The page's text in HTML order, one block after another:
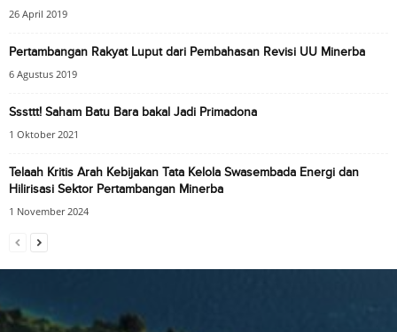
26 April 2019
Pertambangan Rakyat Luput dari Pembahasan Revisi UU Minerba
6 Agustus 2019
Sssttt! Saham Batu Bara bakal Jadi Primadona
1 Oktober 2021
Telaah Kritis Arah Kebijakan Tata Kelola Swasembada Energi dan
Hilirisasi Sektor Pertambangan Minerba
1 November 2024